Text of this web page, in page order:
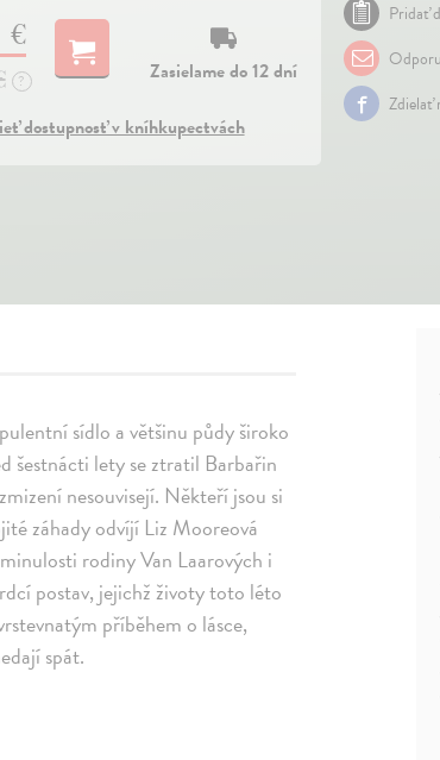
€
?
Zasielame do 12 dní
dostupnosť v kníhkupectvách
Pridať
Zdielať
sídlo a většinu půdy široko
šestnácti lety se ztratil Barbařin
nesouvisejí. Někteří jsou si
záhady odvíjí Liz Mooreová
rodiny Van Laarových i
postav, jejichž životy toto léto
příběhem o lásce,
spát.